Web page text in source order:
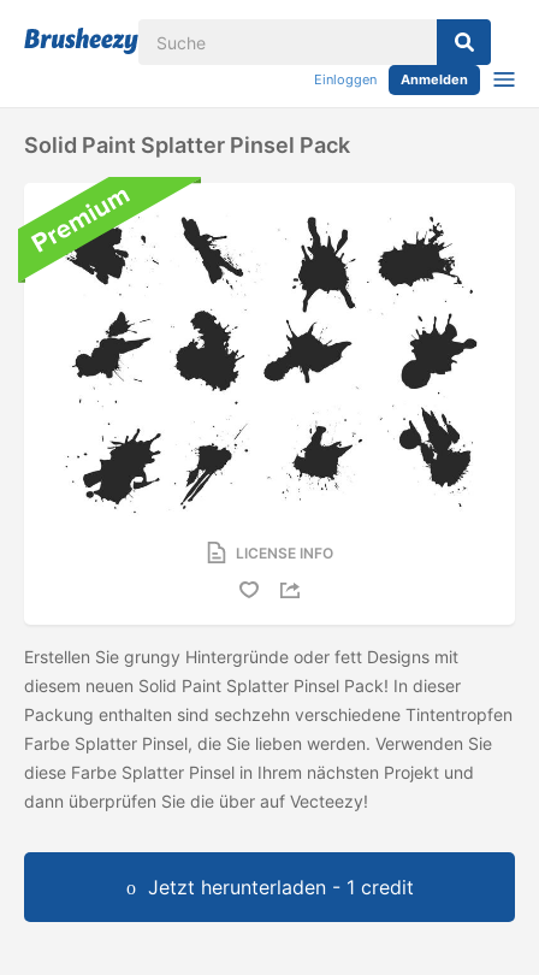
Einloggen Anmelden
Solid Paint Splatter Pinsel Pack
LICENSE INFO
Erstellen Sie grungy Hintergründe oder fett Designs mit
diesem neuen Solid Paint Splatter Pinsel Pack! In dieser
Packung enthalten sind sechzehn verschiedene Tintentropfen
Farbe Splatter Pinsel, die Sie lieben werden. Verwenden Sie
diese Farbe Splatter Pinsel in Ihrem nächsten Projekt und
dann überprüfen Sie die über auf Vecteezy!
Jetzt herunterladen - 1 credit